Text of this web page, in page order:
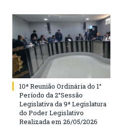
10ª Reunião Ordinária do 1°
Período da 2°Sessão
Legislativa da 9ª Legislatura
do Poder Legislativo
Realizada em 26/05/2026